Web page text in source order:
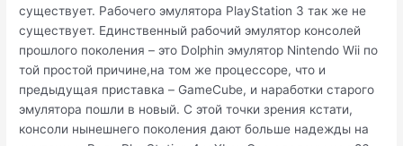
существует. Рабочего эмулятора PlayStation 3 так же не
существует. Единственный рабочий эмулятор консолей
прошлого поколения – это Dolphin эмулятор Nintendo Wii по
той простой причине,на том же процессоре, что и
предыдущая приставка – GameCube, и наработки старого
эмулятора пошли в новый. С этой точки зрения кстати,
консоли нынешнего поколения дают больше надежды на